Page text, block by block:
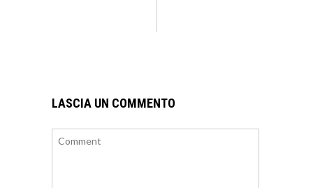
LASCIA UN COMMENTO